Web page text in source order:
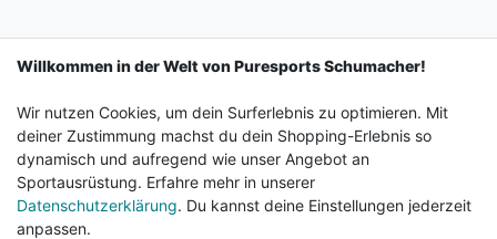
Impressum Daten­schutz­erklärung AGB
Barrierefreiheitserklärung Widerrufs­recht
Vertrag widerrufen Kontakt
Willkommen in der Welt von Puresports Schumacher!
Wir nutzen Cookies, um dein Surferlebnis zu optimieren. Mit
deiner Zustimmung machst du dein Shopping-Erlebnis so
dynamisch und aufregend wie unser Angebot an
Sportausrüstung. Erfahre mehr in unserer
Datenschutzerklärung. Du kannst deine Einstellungen jederzeit
anpassen.